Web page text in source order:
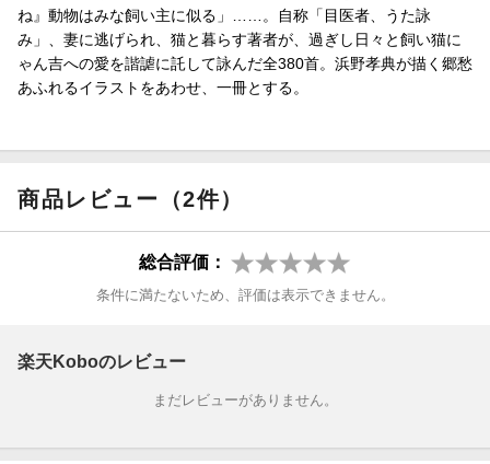
ね』動物はみな飼い主に似る」……。自称「目医者、うた詠
み」、妻に逃げられ、猫と暮らす著者が、過ぎし日々と飼い猫に
ゃん吉への愛を諧謔に託して詠んだ全380首。浜野孝典が描く郷愁
あふれるイラストをあわせ、一冊とする。
商品レビュー（2件）
総合評価：
条件に満たないため、評価は表示できません。
楽天Koboのレビュー
まだレビューがありません。